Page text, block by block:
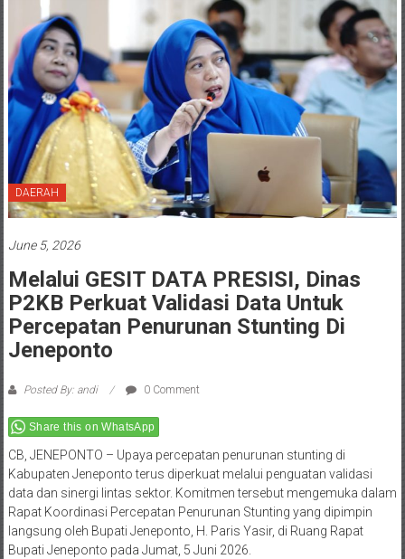
DAERAH
June 5, 2026
Melalui GESIT DATA PRESISI, Dinas
P2KB Perkuat Validasi Data Untuk
Percepatan Penurunan Stunting Di
Jeneponto
Posted By: andi 0 Comment
Share this on WhatsApp
CB, JENEPONTO – Upaya percepatan penurunan stunting di
Kabupaten Jeneponto terus diperkuat melalui penguatan validasi
data dan sinergi lintas sektor. Komitmen tersebut mengemuka dalam
Rapat Koordinasi Percepatan Penurunan Stunting yang dipimpin
langsung oleh Bupati Jeneponto, H. Paris Yasir, di Ruang Rapat
Bupati Jeneponto pada Jumat, 5 Juni 2026.